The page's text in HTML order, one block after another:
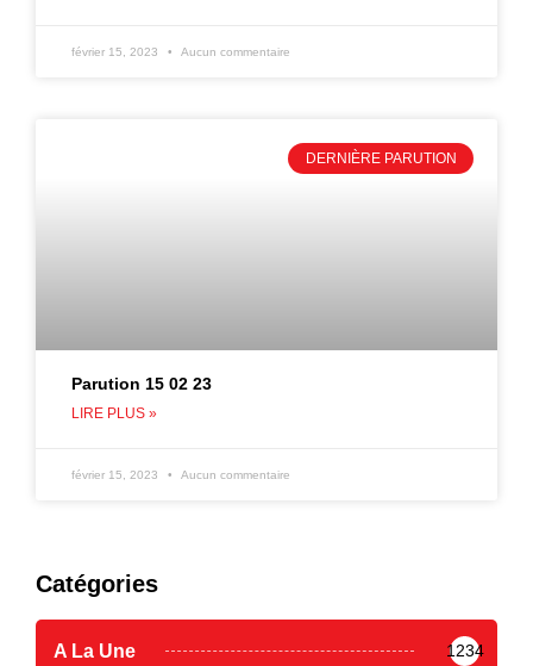
février 15, 2023 Aucun commentaire
DERNIÈRE PARUTION
Parution 15 02 23
LIRE PLUS »
février 15, 2023 Aucun commentaire
Catégories
A La Une 1234